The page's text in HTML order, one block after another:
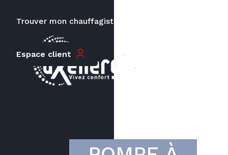
Trouver mon chauffagiste
Espace client